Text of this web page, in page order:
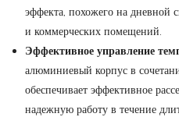
эффекта, похожего на дневной
и коммерческих помещений.
Эффективное управление
алюминиевый корпус в
обеспечивает эффективное
надежную работу в течение